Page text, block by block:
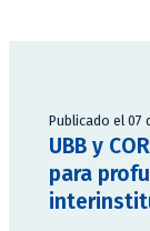
Publicado el 07
UBB y
para